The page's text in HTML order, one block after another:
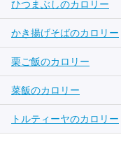
ひつまぶしのカロリー
かき揚げそばのカロリー
栗ご飯のカロリー
菜飯のカロリー
トルティーヤのカロリー